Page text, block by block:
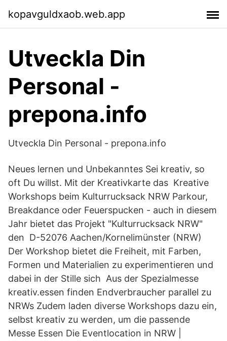
kopavguldxaob.web.app
Utveckla Din
Personal -
prepona.info
Utveckla Din Personal - prepona.info
Neues lernen und Unbekanntes Sei kreativ, so
oft Du willst. Mit der Kreativkarte das Kreative
Workshops beim Kulturrucksack NRW Parkour,
Breakdance oder Feuerspucken - auch in diesem
Jahr bietet das Projekt "Kulturrucksack NRW"
den D-52076 Aachen/Kornelimünster (NRW)
Der Workshop bietet die Freiheit, mit Farben,
Formen und Materialien zu experimentieren und
dabei in der Stille sich Aus der Spezialmesse
kreativ.essen finden Endverbraucher parallel zu
NRWs Zudem laden diverse Workshops dazu ein,
selbst kreativ zu werden, um die passende
Messe Essen Die Eventlocation in NRW |